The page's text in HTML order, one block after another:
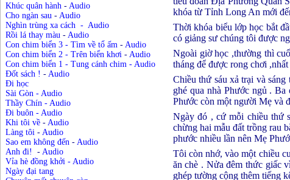
Khúc quân hành - Audio
Cho ngàn sau - Audio
Nghìn trùng xa cách - Audio
Rồi lá thay màu - Audio
Con chim biển 3 - Tìm về tổ ấm - Audio
Con chim biển 2 - Trên biển khơi - Audio
Con chim biển 1 - Tung cánh chim - Audio
Đốt sách ! - Audio
Đi học
Sài Gòn - Audio
Thầy Chín - Audio
Đi buôn - Audio
Khi tôi về - Audio
Làng tôi - Audio
Sao em không đến - Audio
Anh đi!
- Audio
Vỉa hè đồng khởi - Audio
Ngày đại tang
khóa từ Tỉnh Long An mới
Thời khóa biểu lớp học bắt
có giảng sư chúng tôi được
Ngoài giờ học ,thường thì
tháng để được rong chơi
Chiều thứ sáu xả trại và
ghé qua nhà Phước ngủ .
Phước còn một người Mẹ và
Ngày đó , cứ mỗi chiều thứ
chừng hai mẫu đất trồng rau
phước nhiều lần nên Mẹ
Tôi còn nhớ, vào một chiều
ăn chè . Nửa đêm thức giấc
ghép tường cộng thêm tiếng